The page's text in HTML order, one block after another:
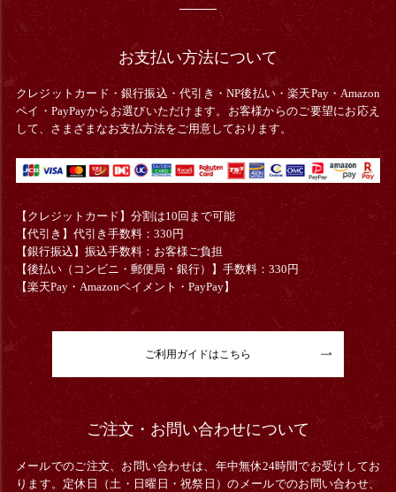
お支払い方法について
クレジットカード・銀行振込・代引き・NP後払い・楽天Pay・Amazon
ペイ・PayPayからお選びいただけます。お客様からのご要望にお応え
して、さまざまなお支払方法をご用意しております。
【クレジットカード】分割は10回まで可能
【代引き】代引き手数料：330円
【銀行振込】振込手数料：お客様ご負担
【後払い（コンビニ・郵便局・銀行）】手数料：330円
【楽天Pay・Amazonペイメント・PayPay】
ご利用ガイドはこちら
ご注文・お問い合わせについて
メールでのご注文、お問い合わせは、年中無休24時間でお受けしてお
ります。定休日（土・日曜日・祝祭日）のメールでのお問い合わせ、